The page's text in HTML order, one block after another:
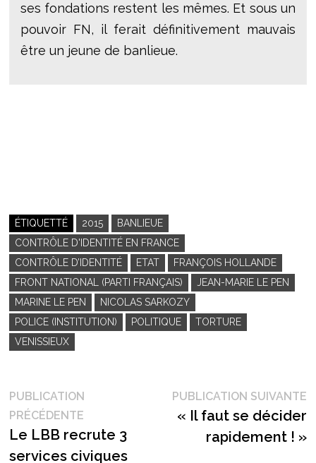
ses fondations restent les mêmes. Et sous un
pouvoir FN, il ferait définitivement mauvais
être un jeune de banlieue.
ÉTIQUETTÉ 2015
BANLIEUE
CONTRÔLE D'IDENTITÉ EN FRANCE
CONTRÔLE D’IDENTITÉ
ETAT
FRANÇOIS HOLLANDE
FRONT NATIONAL (PARTI FRANÇAIS)
JEAN-MARIE LE PEN
MARINE LE PEN
NICOLAS SARKOZY
POLICE (INSTITUTION)
POLITIQUE
TORTURE
VENISSIEUX
Navigation
de
l’article
PUBLICATION
PRÉCÉDENTEPublication
précédente :
Le LBB recrute 3
services civiques
PUBLICATION SUIVANTE
« Il faut se décider
rapidement ! »